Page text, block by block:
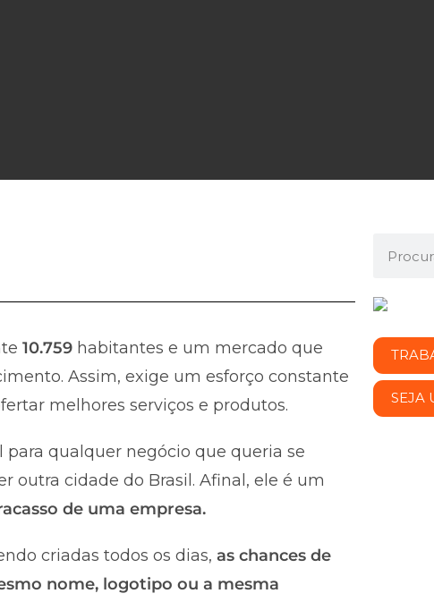
10.759 habitantes e um mercado que
Assim, exige um esforço constante
melhores serviços e produtos.
qualquer negócio que queria se
outra cidade do Brasil. Afinal, ele é um
de uma empresa.
criadas todos os dias, as chances de
nome, logotipo ou a mesma
SEJA